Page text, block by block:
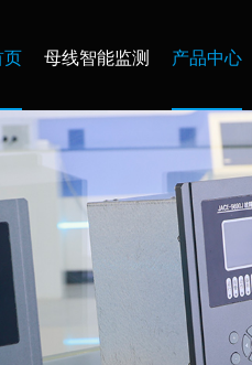
页 母线智能监测 产品中心